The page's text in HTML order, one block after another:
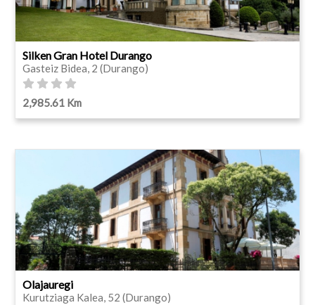
Silken Gran Hotel Durango
Gasteiz Bidea, 2 (Durango)
2,985.61 Km
Olajauregi
Kurutziaga Kalea, 52 (Durango)